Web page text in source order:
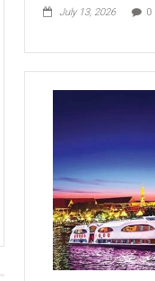
July 13, 2026 0